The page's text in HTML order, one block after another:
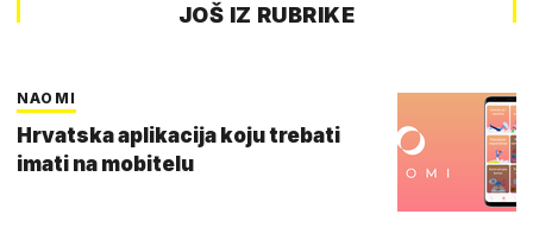
JOŠ IZ RUBRIKE
NAOMI
Hrvatska aplikacija koju trebati
imati na mobitelu